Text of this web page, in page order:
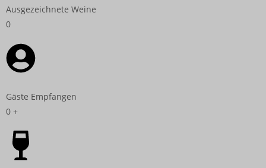
Ausgezeichnete Weine
0
Gäste Empfangen
0 +